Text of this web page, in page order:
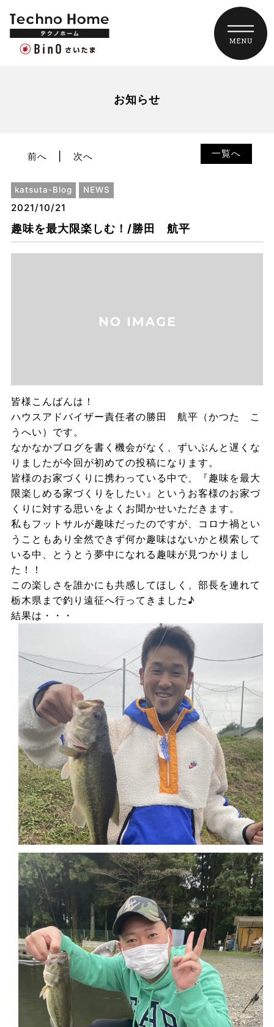
お知らせ
一覧へ
前へ 次へ
katsuta-Blog NEWS
2021/10/21
趣味を最大限楽しむ！/勝田 航平
皆様こんばんは！
ハウスアドバイザー責任者の勝田 航平（かつた こ
うへい）です。
なかなかブログを書く機会がなく、ずいぶんと遅くな
りましたが今回が初めての投稿になります。
皆様のお家づくりに携わっている中で、『趣味を最大
限楽しめる家づくりをしたい』というお客様のお家づ
くりに対する思いをよくお聞かせいただきます。
私もフットサルが趣味だったのですが、コロナ禍とい
うこともあり全然できず何か趣味はないかと模索して
いる中、とうとう夢中になれる趣味が見つかりまし
た！！
この楽しさを誰かにも共感してほしく、部長を連れて
栃木県まで釣り遠征へ行ってきました♪
結果は・・・